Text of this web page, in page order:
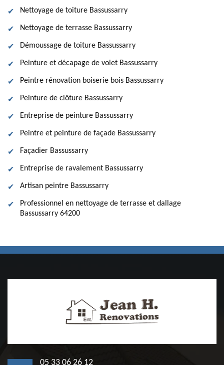
Nettoyage de toiture Bassussarry
Nettoyage de terrasse Bassussarry
Démoussage de toiture Bassussarry
Peinture et décapage de volet Bassussarry
Peintre rénovation boiserie bois Bassussarry
Peinture de clôture Bassussarry
Entreprise de peinture Bassussarry
Peintre et peinture de façade Bassussarry
Façadier Bassussarry
Entreprise de ravalement Bassussarry
Artisan peintre Bassussarry
Professionnel en nettoyage de terrasse et dallage
Bassussarry 64200
05 33 06 26 12